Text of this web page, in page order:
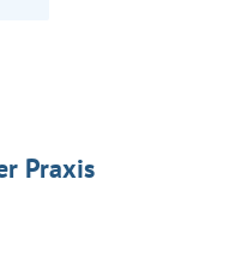
Praxis